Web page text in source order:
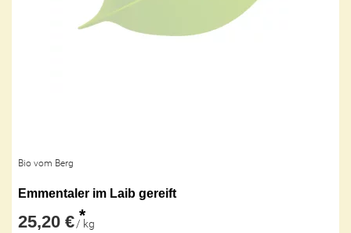
Bio vom Berg
Emmentaler im Laib gereift
25,20 € *
/ kg